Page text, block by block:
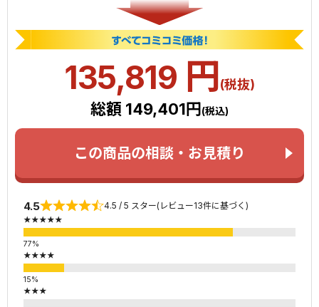
135,819 円(税抜)
総額 149,401円 (税込)
この商品の相談・お見積り
4.5 4.5 / 5 スター(レビュー13件に基づく)
★★★★★
★★★★
★★★